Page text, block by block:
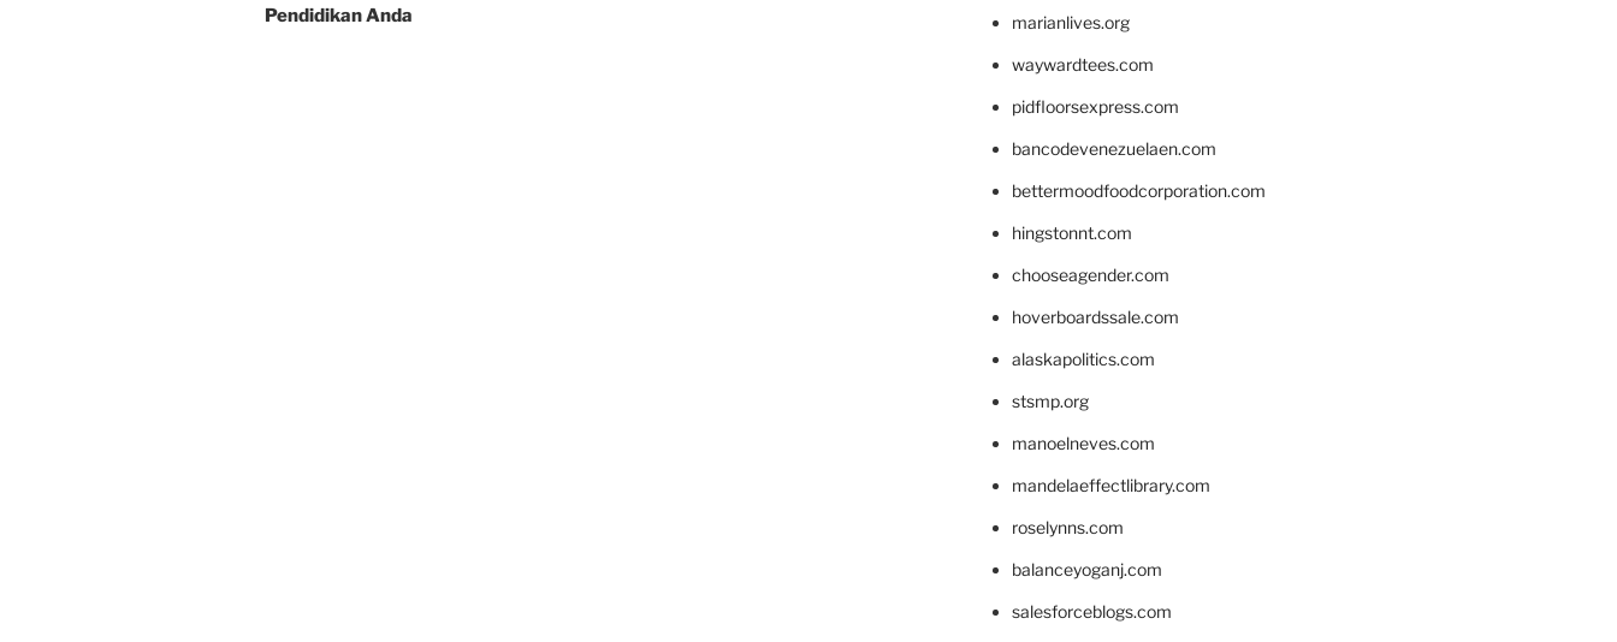
Pendidikan Anda
marianlives.org
waywardtees.com
pidfloorsexpress.com
bancodevenezuelaen.com
bettermoodfoodcorporation.com
hingstonnt.com
chooseagender.com
hoverboardssale.com
alaskapolitics.com
stsmp.org
manoelneves.com
mandelaeffectlibrary.com
roselynns.com
balanceyoganj.com
salesforceblogs.com